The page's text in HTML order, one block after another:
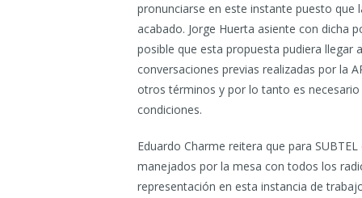
pronunciarse en este instante puesto que
acabado. Jorge Huerta asiente con dicha
posible que esta propuesta pudiera
conversaciones previas realizadas por la
otros términos y por lo tanto es
condiciones.
Eduardo Charme reitera que para
manejados por la mesa con todos los
representación en esta instancia de